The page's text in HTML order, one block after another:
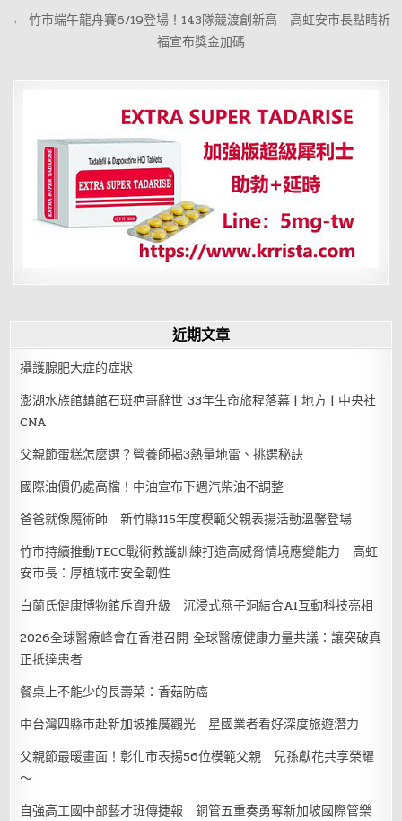
章
← 竹市端午龍舟賽6/19登場！143隊競渡創新高 高虹安市長點睛祈
福宣布獎金加碼
近期文章
攝護腺肥大症的症狀
澎湖水族館鎮館石斑疤哥辭世 33年生命旅程落幕 | 地方 | 中央社
CNA
父親節蛋糕怎麼選？營養師揭3熱量地雷、挑選秘訣
國際油價仍處高檔！中油宣布下週汽柴油不調整
爸爸就像魔術師 新竹縣115年度模範父親表揚活動溫馨登場
竹市持續推動TECC戰術救護訓練打造高威脅情境應變能力 高虹
安市長：厚植城市安全韌性
白蘭氏健康博物館斥資升級 沉浸式燕子洞結合AI互動科技亮相
2026全球醫療峰會在香港召開 全球醫療健康力量共議：讓突破真
正抵達患者
餐桌上不能少的長壽菜：香菇防癌
中台灣四縣市赴新加坡推廣觀光 星國業者看好深度旅遊潛力
父親節最暖畫面！彰化市表揚56位模範父親 兒孫獻花共享榮耀
～
自強高工國中部藝才班傳捷報 銅管五重奏勇奪新加坡國際管樂